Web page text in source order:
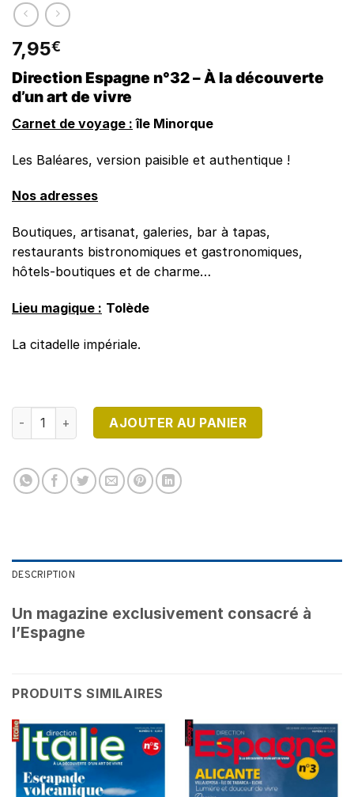
7,95€
Direction Espagne n°32 – À la découverte
d’un art de vivre
Carnet de voyage : île Minorque
Les Baléares, version paisible et authentique !
Nos adresses
Boutiques, artisanat, galeries, bar à tapas,
restaurants bistronomiques et gastronomiques,
hôtels-boutiques et de charme…
Lieu magique : Tolède
La citadelle impériale.
quantité de DIRECTION ESPAGNE N°32
AJOUTER AU PANIER
DESCRIPTION
Un magazine exclusivement consacré à
l’Espagne
PRODUITS SIMILAIRES